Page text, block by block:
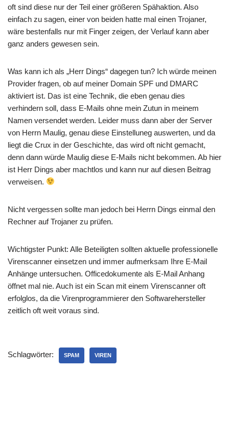
oft sind diese nur der Teil einer größeren Spähaktion. Also
einfach zu sagen, einer von beiden hatte mal einen Trojaner,
wäre bestenfalls nur mit Finger zeigen, der Verlauf kann aber
ganz anders gewesen sein.
Was kann ich als „Herr Dings“ dagegen tun? Ich würde meinen
Provider fragen, ob auf meiner Domain SPF und DMARC
aktiviert ist. Das ist eine Technik, die eben genau dies
verhindern soll, dass E-Mails ohne mein Zutun in meinem
Namen versendet werden. Leider muss dann aber der Server
von Herrn Maulig, genau diese Einstelluneg auswerten, und da
liegt die Crux in der Geschichte, das wird oft nicht gemacht,
denn dann würde Maulig diese E-Mails nicht bekommen. Ab hier
ist Herr Dings aber machtlos und kann nur auf diesen Beitrag
verweisen.
Nicht vergessen sollte man jedoch bei Herrn Dings einmal den
Rechner auf Trojaner zu prüfen.
Wichtigster Punkt: Alle Beteiligten sollten aktuelle professionelle
Virenscanner einsetzen und immer aufmerksam Ihre E-Mail
Anhänge untersuchen. Officedokumente als E-Mail Anhang
öffnet mal nie. Auch ist ein Scan mit einem Virenscanner oft
erfolglos, da die Virenprogrammierer den Softwarehersteller
zeitlich oft weit voraus sind.
Schlagwörter: SPAM VIREN